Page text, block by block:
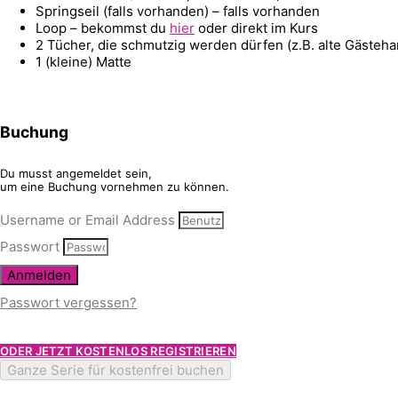
Springseil (falls vorhanden) – falls vorhanden
Loop – bekommst du hier oder direkt im Kurs
2 Tücher, die schmutzig werden dürfen (z.B. alte
1 (kleine) Matte
Buchung
Du musst angemeldet sein,
um eine Buchung vornehmen zu können.
Username or Email Address
Passwort
Anmelden
Passwort vergessen?
ODER JETZT KOSTENLOS REGISTRIEREN
Ganze Serie für kostenfrei buchen